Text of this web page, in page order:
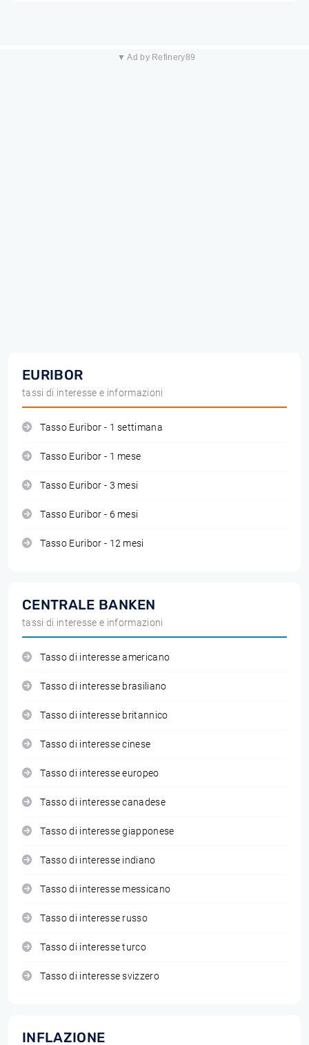
▼ Ad by Refinery89
EURIBOR
tassi di interesse e informazioni
Tasso Euribor - 1 settimana
Tasso Euribor - 1 mese
Tasso Euribor - 3 mesi
Tasso Euribor - 6 mesi
Tasso Euribor - 12 mesi
CENTRALE BANKEN
tassi di interesse e informazioni
Tasso di interesse americano
Tasso di interesse brasiliano
Tasso di interesse britannico
Tasso di interesse cinese
Tasso di interesse europeo
Tasso di interesse canadese
Tasso di interesse giapponese
Tasso di interesse indiano
Tasso di interesse messicano
Tasso di interesse russo
Tasso di interesse turco
Tasso di interesse svizzero
INFLAZIONE